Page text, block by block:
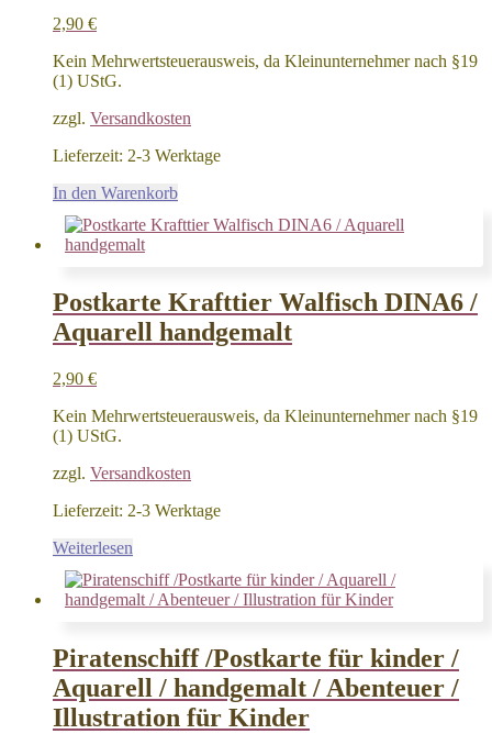
2,90 €
Kein Mehrwertsteuerausweis, da Kleinunternehmer nach §19
(1) UStG.
zzgl. Versandkosten
Lieferzeit: 2-3 Werktage
In den Warenkorb
Postkarte Krafttier Walfisch DINA6 /
Aquarell handgemalt
2,90 €
Kein Mehrwertsteuerausweis, da Kleinunternehmer nach §19
(1) UStG.
zzgl. Versandkosten
Lieferzeit: 2-3 Werktage
Weiterlesen
Piratenschiff /Postkarte für kinder /
Aquarell / handgemalt / Abenteuer /
Illustration für Kinder